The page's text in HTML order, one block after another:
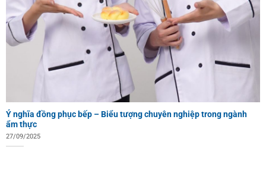
Ý nghĩa đồng phục bếp – Biểu tượng chuyên nghiệp trong ngành
ẩm thực
27/09/2025